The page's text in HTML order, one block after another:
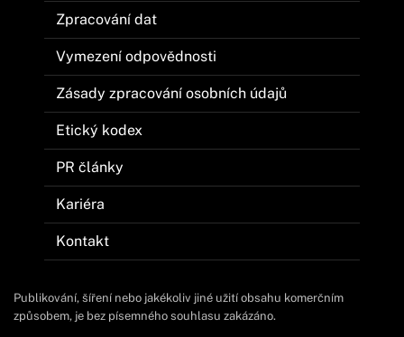
Zpracování dat
Vymezení odpovědnosti
Zásady zpracování osobních údajů
Etický kodex
PR články
Kariéra
Kontakt
Publikování, šíření nebo jakékoliv jiné užití obsahu komerčním
způsobem, je bez písemného souhlasu zakázáno.